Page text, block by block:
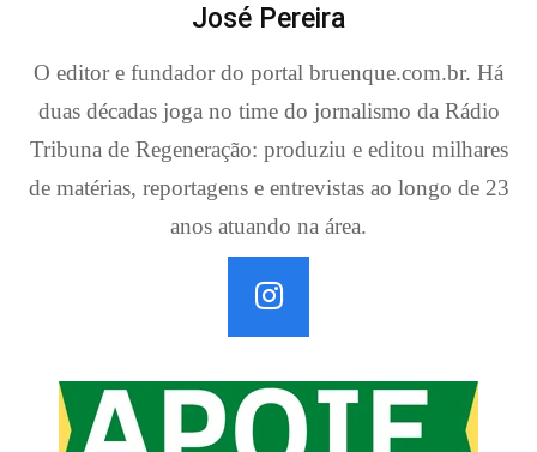
José Pereira
O editor e fundador do portal bruenque.com.br. Há
duas décadas joga no time do jornalismo da Rádio
Tribuna de Regeneração: produziu e editou milhares
de matérias, reportagens e entrevistas ao longo de 23
anos atuando na área.